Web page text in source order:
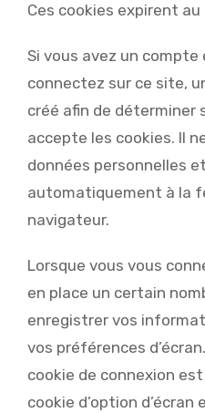
Ces cookies expirent au
Si vous avez un compte
connectez sur ce site,
créé afin de déterminer
accepte les cookies. Il
données personnelles
automatiquement à la
navigateur.
Lorsque vous vous
en place un certain
enregistrer vos
vos préférences
cookie de connexion
cookie d’option d’écran